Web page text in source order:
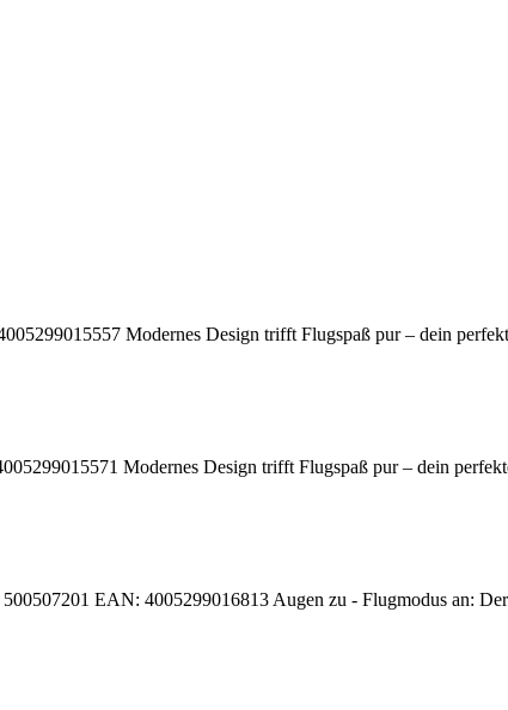
Modernes Design trifft Flugspaß pur – dein
Modernes Design trifft Flugspaß pur – dein
EAN: 4005299016813 Augen zu - Flugmodus an: